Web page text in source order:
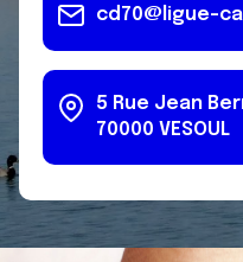
cd70@ligue-
5 Rue Jean
70000 VESOUL